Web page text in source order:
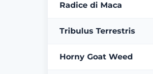
Radice di Maca
Tribulus Terrestris
Horny Goat Weed